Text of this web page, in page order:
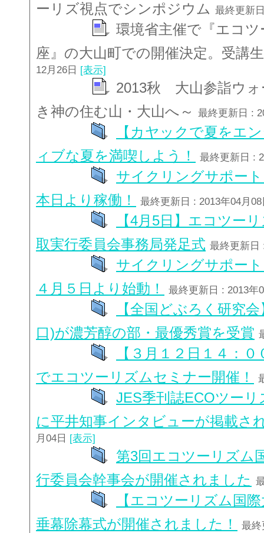
ーリズ視点でシンポジウム 最終更新
環境省主催で『エコ
座』の大山町での開催決定。受講
12月26日 [表示]
2013秋 大山参詣ウォ
き神の住む山・大山へ～ 最終更新日 :
【カヤックで夏をエ
ィブな夏を満喫しよう！
最終更新日 :
サイクリングサポー
本日より稼働！
最終更新日 : 2013年04月
【4月5日】エコツー
取実行委員会事務局発足式 最終更新日
サイクリングサポー
４月５日より始動！
最終更新日 : 2013年
【全国どぶろく研究
口)が濃芳醇の部・最優秀賞を受賞
【３月１２日１４：
でエコツーリズムセミナー開催！
JES季刊誌ECOツー
に平井知事インタビューが掲載さ
月04日 [表示]
第3回エコツーリズム
行委員会幹事会が開催されました
【エコツーリズム国
垂幕除幕式が開催されました！
最